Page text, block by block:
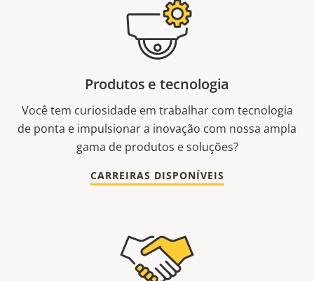
Produtos e tecnologia
Você tem curiosidade em trabalhar com tecnologia
de ponta e impulsionar a inovação com nossa ampla
gama de produtos e soluções?
CARREIRAS DISPONÍVEIS